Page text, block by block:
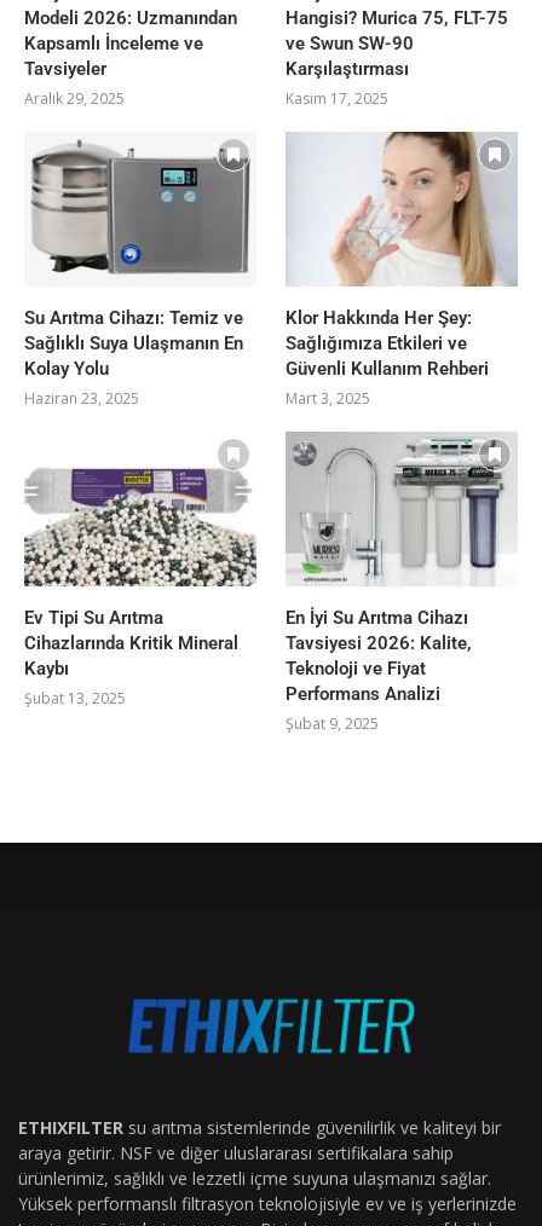
Modeli 2026: Uzmanından
Kapsamlı İnceleme ve
Tavsiyeler
Aralık 29, 2025
Hangisi? Murica 75, FLT-75
ve Swun SW-90
Karşılaştırması
Kasım 17, 2025
Su Arıtma Cihazı: Temiz ve
Sağlıklı Suya Ulaşmanın En
Kolay Yolu
Haziran 23, 2025
Klor Hakkında Her Şey:
Sağlığımıza Etkileri ve
Güvenli Kullanım Rehberi
Mart 3, 2025
Ev Tipi Su Arıtma
Cihazlarında Kritik Mineral
Kaybı
Şubat 13, 2025
En İyi Su Arıtma Cihazı
Tavsiyesi 2026: Kalite,
Teknoloji ve Fiyat
Performans Analizi
Şubat 9, 2025
ETHIXFILTER su arıtma sistemlerinde güvenilirlik ve kaliteyi bir
araya getirir. NSF ve diğer uluslararası sertifikalara sahip
ürünlerimiz, sağlıklı ve lezzetli içme suyuna ulaşmanızı sağlar.
Yüksek performanslı filtrasyon teknolojisiyle ev ve iş yerlerinizde